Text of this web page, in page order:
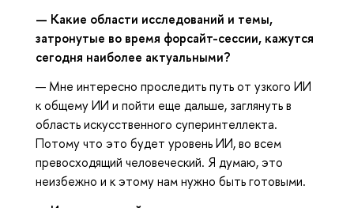
— Какие области исследований и темы,
затронутые во время форсайт-сессии, кажутся
сегодня наиболее актуальными?
— Мне интересно проследить путь от узкого ИИ
к общему ИИ и пойти еще дальше, заглянуть в
область искусственного суперинтеллекта.
Потому что это будет уровень ИИ, во всем
превосходящий человеческий. Я думаю, это
неизбежно и к этому нам нужно быть готовыми.